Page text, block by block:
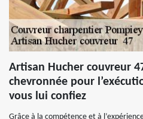
Artisan Hucher couvreur
chevronnée pour
vous lui confiez
Grâce à la compétence et à